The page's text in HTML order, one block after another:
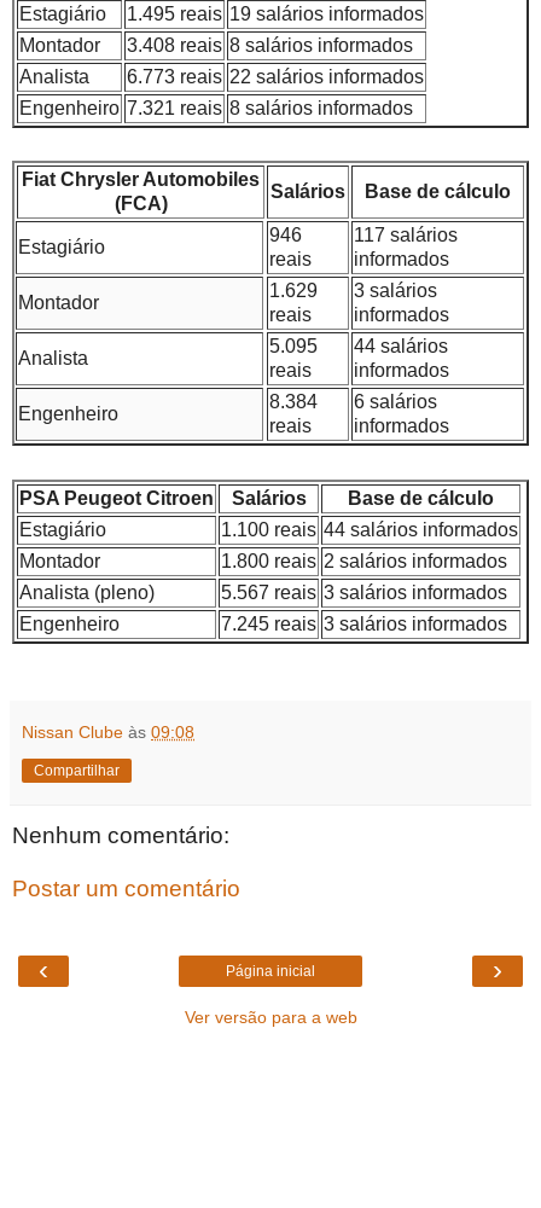
Estagiário
1.495 reais 19 salários informados
Montador
3.408 reais 8 salários informados
Analista
6.773 reais 22 salários informados
Engenheiro 7.321 reais 8 salários informados
Fiat Chrysler Automobiles
(FCA)
Salários Base de cálculo
Estagiário
946
reais
117 salários
informados
Montador
1.629
reais
3 salários
informados
Analista
5.095
reais
44 salários
informados
Engenheiro
8.384
reais
6 salários
informados
PSA Peugeot Citroen Salários
Base de cálculo
Estagiário
1.100 reais 44 salários informados
Montador
1.800 reais 2 salários informados
Analista (pleno)
5.567 reais 3 salários informados
Engenheiro
7.245 reais 3 salários informados
Nissan Clube às 09:08
Compartilhar
Nenhum comentário:
Postar um comentário
‹ ›
Página inicial
Ver versão para a web